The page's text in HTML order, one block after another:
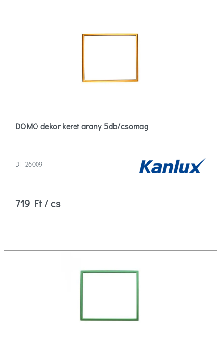
DOMO dekor keret arany 5db/csomag
DT-26009
719 Ft / cs